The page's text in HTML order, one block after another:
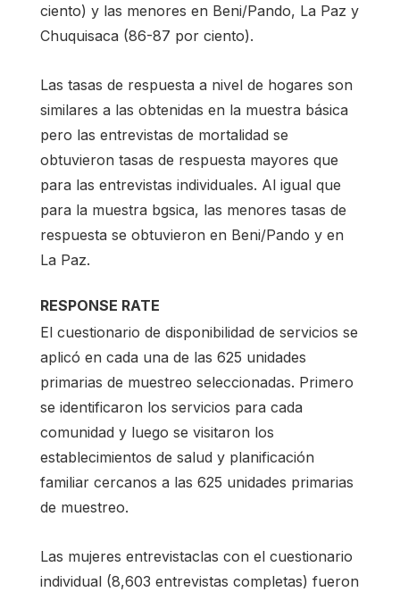
ciento) y las menores en Beni/Pando, La Paz y
Chuquisaca (86-87 por ciento).
Las tasas de respuesta a nivel de hogares son
similares a las obtenidas en la muestra básica
pero las entrevistas de mortalidad se
obtuvieron tasas de respuesta mayores que
para las entrevistas individuales. Al igual que
para la muestra bgsica, las menores tasas de
respuesta se obtuvieron en Beni/Pando y en
La Paz.
RESPONSE RATE
El cuestionario de disponibilidad de servicios se
aplicó en cada una de las 625 unidades
primarias de muestreo seleccionadas. Primero
se identificaron los servicios para cada
comunidad y luego se visitaron los
establecimientos de salud y planificación
familiar cercanos a las 625 unidades primarias
de muestreo.
Las mujeres entrevistaclas con el cuestionario
individual (8,603 entrevistas completas) fueron